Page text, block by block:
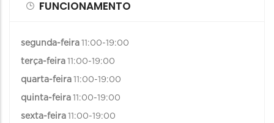
FUNCIONAMENTO
segunda-feira 11:00-19:00
terça-feira 11:00-19:00
quarta-feira 11:00-19:00
quinta-feira 11:00-19:00
sexta-feira 11:00-19:00